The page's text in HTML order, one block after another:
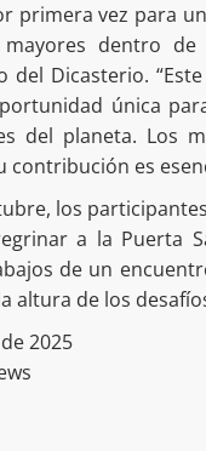
primera vez para
dentro de
del Dicasterio.
única
del planeta. Los
contribución es
los
a la Puerta
de un
altura de los
2025